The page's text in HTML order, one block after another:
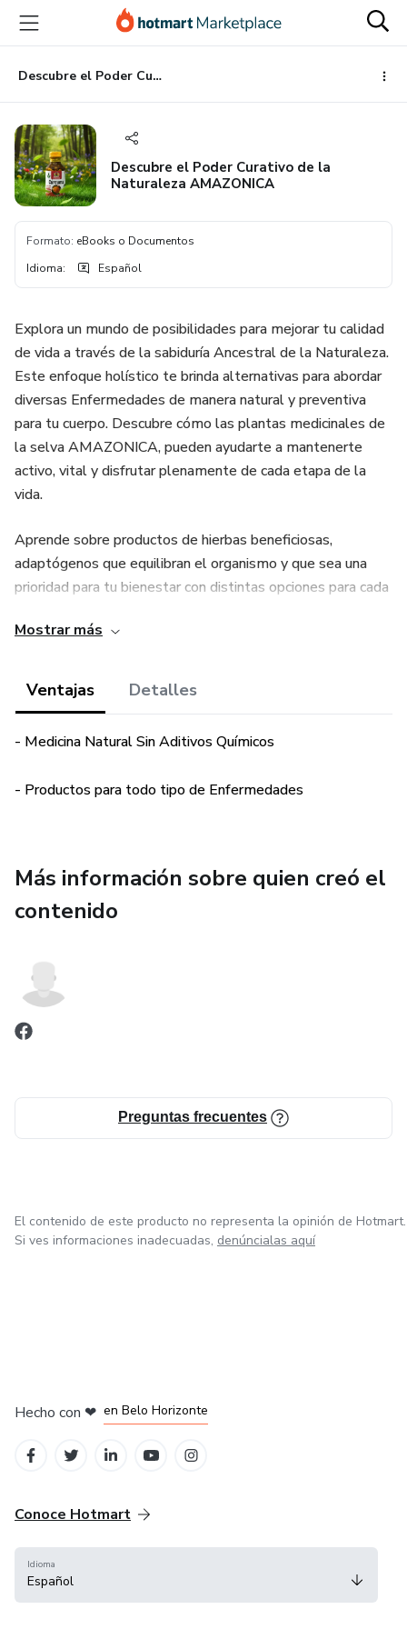
principal
página
de
página
Descubre el Poder Curativo de la Naturaleza AMAZONICA
Descubre el Poder Curativo de la
Naturaleza AMAZONICA
Formato: eBooks o Documentos
Idioma: Español
Explora un mundo de posibilidades para mejorar tu calidad
de vida a través de la sabiduría Ancestral de la Naturaleza.
Este enfoque holístico te brinda alternativas para abordar
diversas Enfermedades de manera natural y preventiva
para tu cuerpo. Descubre cómo las plantas medicinales de
la selva AMAZONICA, pueden ayudarte a mantenerte
activo, vital y disfrutar plenamente de cada etapa de la
vida.
Aprende sobre productos de hierbas beneficiosas,
adaptógenos que equilibran el organismo y que sea una
prioridad para tu bienestar con distintas opciones para cada
forma natural y sostenible.
Encuentra en la Medicina Natural un aliado para vivir una
vida más plena y saludable, sin Aditivos QUÍMICOS.
Mostrar más
Ventajas Detalles
- Medicina Natural Sin Aditivos Químicos
- Productos para todo tipo de Enfermedades
Más información sobre quien creó el
contenido
Preguntas frecuentes
El contenido de este producto no representa la opinión de Hotmart.
Si ves informaciones inadecuadas, denúncialas aquí
Hecho con ❤ en Belo Horizonte
Conoce Hotmart
Idioma
Español